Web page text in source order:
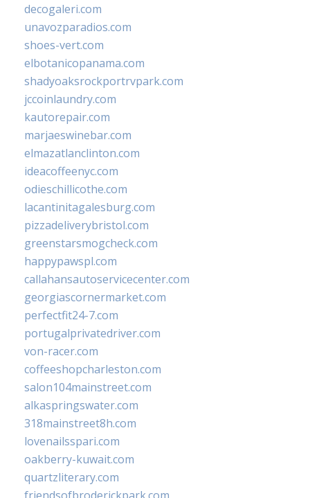
decogaleri.com
unavozparadios.com
shoes-vert.com
elbotanicopanama.com
shadyoaksrockportrvpark.com
jccoinlaundry.com
kautorepair.com
marjaeswinebar.com
elmazatlanclinton.com
ideacoffeenyc.com
odieschillicothe.com
lacantinitagalesburg.com
pizzadeliverybristol.com
greenstarsmogcheck.com
happypawspl.com
callahansautoservicecenter.com
georgiascornermarket.com
perfectfit24-7.com
portugalprivatedriver.com
von-racer.com
coffeeshopcharleston.com
salon104mainstreet.com
alkaspringswater.com
318mainstreet8h.com
lovenailsspari.com
oakberry-kuwait.com
quartzliterary.com